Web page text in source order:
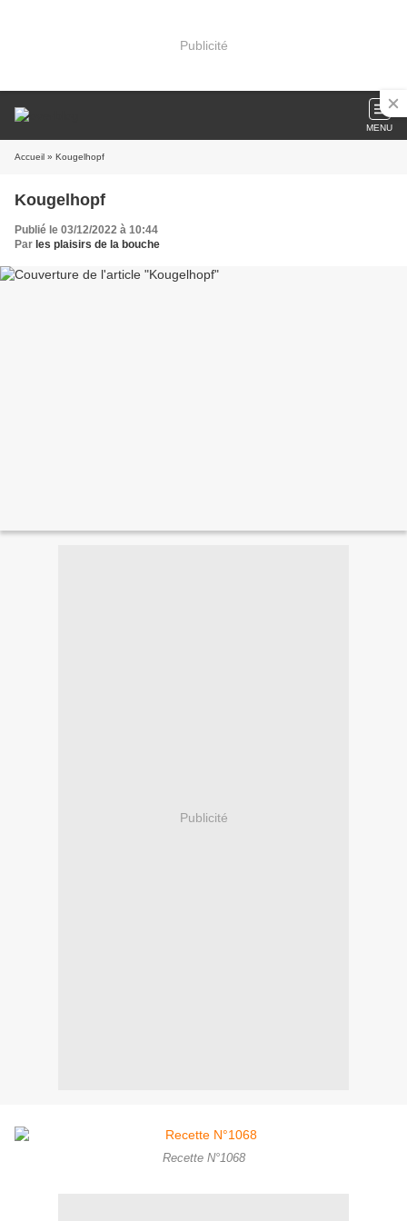
Publicité
MENU
Accueil » Kougelhopf
Kougelhopf
Publié le 03/12/2022 à 10:44
Par les plaisirs de la bouche
Publicité
Recette N°1068